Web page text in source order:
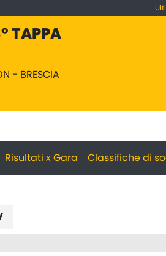
TAPPA
- BRESCIA
Risultati x Gara Classifiche di